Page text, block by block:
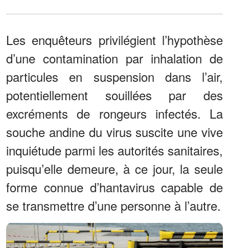
Les enquêteurs privilégient l’hypothèse
d’une contamination par inhalation de
particules en suspension dans l’air,
potentiellement souillées par des
excréments de rongeurs infectés. La
souche andine du virus suscite une vive
inquiétude parmi les autorités sanitaires,
puisqu’elle demeure, à ce jour, la seule
forme connue d’hantavirus capable de
se transmettre d’une personne à l’autre.